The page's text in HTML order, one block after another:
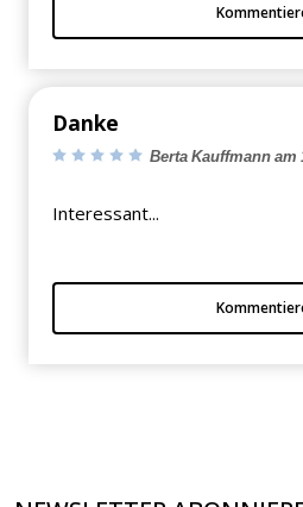
Danke
Berta Kauffmann am
Interessant...
KEINE